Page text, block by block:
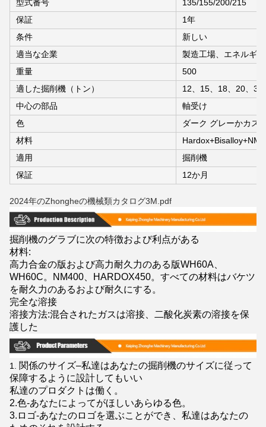
型式番号
135/155/200/215
保証
1年
条件
新しい
適当な企業
製造工場、エネルギ
重量
500
適した掘削機（トン）
12、15、18、20、30
中心の部品
軸受け
色
ダーク グレーかカス
材料
適用
掘削機
保証
12か月
2024年のZhongheの機械類カタログ3M.pdf
掘削機のグラブに次の特徴および利点がある
材料:
高力合金の版および高力耐久力のある版WH60A、
WH60C。NM400、HARDOX450。すべての材料はバケツ
を耐久力のあるおよび耐久にする。
完全な溶接
溶接方法:混合されたガスは溶接、二酸化炭素の溶接を保
護した
1. 関係のサイズ–私達はあなたの掘削機のサイズに従って
保障するように設計してもいい
私達のプロダクトは働く。
2.色-あなたによってがほしいあらゆる色。
3.ロゴ-あなたのロゴを選ぶことができ、私達はあなたの